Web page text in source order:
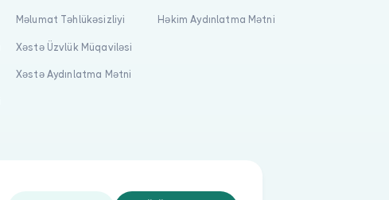
Məlumat Təhlükəsizliyi
Xəstə Üzvlük Müqaviləsi
Xəstə Aydınlatma Mətni
Həkim Aydınlatma Mətni